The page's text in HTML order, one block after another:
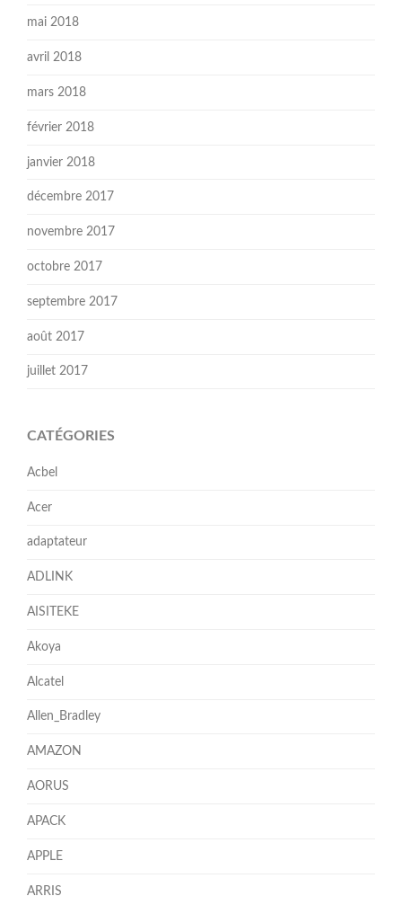
mai 2018
avril 2018
mars 2018
février 2018
janvier 2018
décembre 2017
novembre 2017
octobre 2017
septembre 2017
août 2017
juillet 2017
CATÉGORIES
Acbel
Acer
adaptateur
ADLINK
AISITEKE
Akoya
Alcatel
Allen_Bradley
AMAZON
AORUS
APACK
APPLE
ARRIS